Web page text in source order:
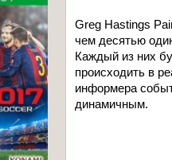
Greg Hastings
чем десятью
Каждый из них
происходить в
информера
динамичным.